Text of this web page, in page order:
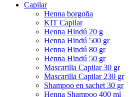
Capilar
Henna borgoña
KIT Capilar
Henna Hindú 20 g
Henna Hindú 500 gr
Henna Hindú 80 gr
Henna Hindú 50 gr
Mascarilla Capilar 30 gr
Mascarilla Capilar 230 gr
Shampoo en sachet 30 gr
Henna Shampoo 400 ml